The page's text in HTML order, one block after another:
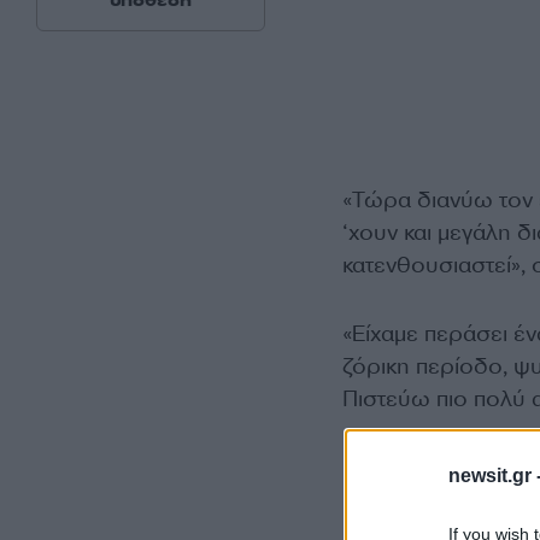
newsit.gr
If you wish
«Τώρα διανύω τον
‘χουν και μεγάλη
«Είχαμε περάσει
ζόρικη περίοδο,
Πιστεύω πιο πολύ